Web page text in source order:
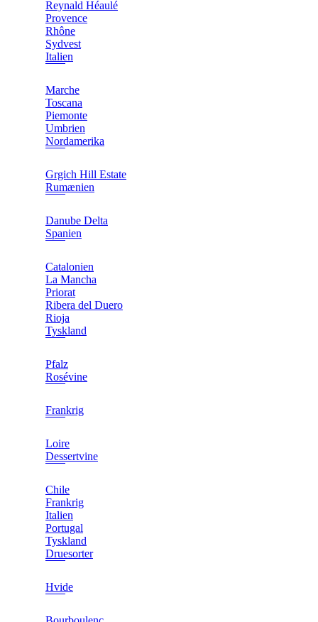
Reynald Héaulé
Provence
Rhône
Sydvest
Italien
Marche
Toscana
Piemonte
Umbrien
Nordamerika
Grgich Hill Estate
Rumænien
Danube Delta
Spanien
Catalonien
La Mancha
Priorat
Ribera del Duero
Rioja
Tyskland
Pfalz
Rosévine
Frankrig
Loire
Dessertvine
Chile
Frankrig
Italien
Portugal
Tyskland
Druesorter
Hvide